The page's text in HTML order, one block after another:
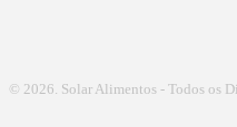
© 2026. Solar Alimentos - Todos os